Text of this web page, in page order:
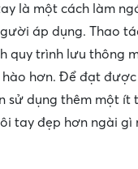
là một cách làm
áp dụng. Thao
quy trình lưu thông
hơn. Để đạt
sử dụng thêm một ít
tay đẹp hơn ngài gì